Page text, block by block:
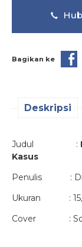
Bagikan ke
Deskripsi
Judul :
Kasus
Penulis : Dr.
Ukuran : 15,5
Cover : Soft